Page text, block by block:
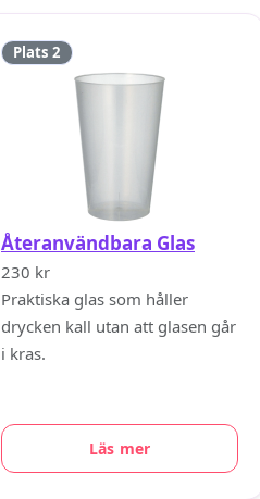
Plats 2
Återanvändbara Glas
230 kr
Praktiska glas som håller
drycken kall utan att glasen går
i kras.
Läs mer